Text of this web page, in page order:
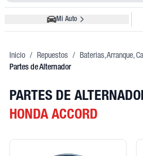
Mi Auto
Inicio / Repuestos / Baterias, Arranque,
Partes de Alternador
PARTES DE
HONDA ACCORD